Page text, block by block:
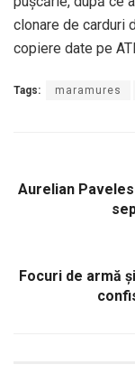
clonare de carduri
copiere date pe
Tags: maramures
Aurelian
Focuri de armă